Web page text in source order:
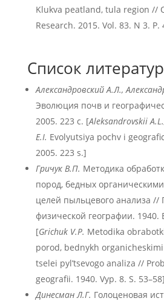
Klukva peatland, tula region //
Research. 2015. Vol. 83. N 3. P.
Список
Александровский А.Л.,
Эволюция почв и
2005. 223 с. [Aleksandrovskii
E.I. Evolyutsiya pochv i
2005. 223 s.]
Гричук В.П. Методика
пород, бедных
целей пыльцевого анализа //
физической географии. 1940.
[Grichuk V.P. Metodika
porod, bednykh
tselei pyl’tsevogo analiza //
geografii. 1940. Vyp. 8. S.
Динесман Л.Г. Голоценовая